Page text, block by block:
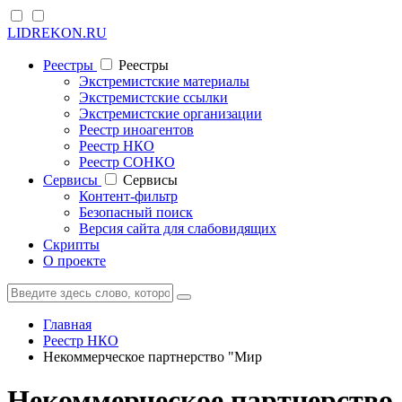
LIDREKON.RU
Реестры
Реестры
Экстремистские материалы
Экстремистские ссылки
Экстремистские организации
Реестр иноагентов
Реестр НКО
Реестр СОНКО
Cервисы
Cервисы
Контент-фильтр
Безопасный поиск
Версия сайта для слабовидящих
Скрипты
О проекте
Главная
Реестр НКО
Некоммерческое партнерство "Мир